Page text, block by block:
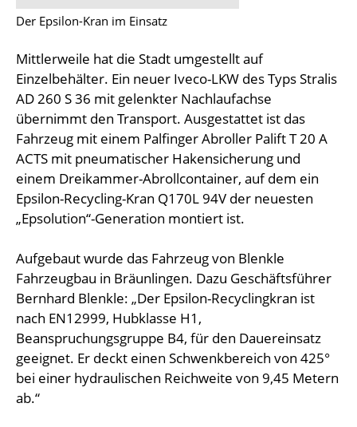
Der Epsilon-Kran im Einsatz
Mittlerweile hat die Stadt umgestellt auf
Einzelbehälter. Ein neuer Iveco-LKW des Typs Stralis
AD 260 S 36 mit gelenkter Nachlaufachse
übernimmt den Transport. Ausgestattet ist das
Fahrzeug mit einem Palfinger Abroller Palift T 20 A
ACTS mit pneumatischer Hakensicherung und
einem Dreikammer-Abrollcontainer, auf dem ein
Epsilon-Recycling-Kran Q170L 94V der neuesten
„Epsolution“-Generation montiert ist.
Aufgebaut wurde das Fahrzeug von Blenkle
Fahrzeugbau in Bräunlingen. Dazu Geschäftsführer
Bernhard Blenkle: „Der Epsilon-Recyclingkran ist
nach EN12999, Hubklasse H1,
Beanspruchungsgruppe B4, für den Dauereinsatz
geeignet. Er deckt einen Schwenkbereich von 425°
bei einer hydraulischen Reichweite von 9,45 Metern
ab.“